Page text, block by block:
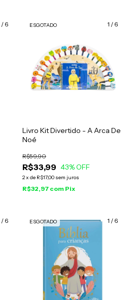
/ 6 1 / 6
ESGOTADO
Livro Kit Divertido - A Arca De
Noé
R$33,99
R$59,90
43% OFF
2x de R$17,00 sem juros
R$32,97 com Pix
/ 6 1 / 6
ESGOTADO